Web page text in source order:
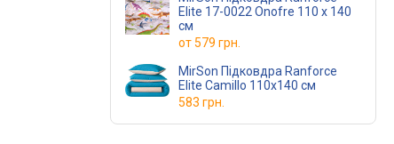
Elite 17-0022 Onofre 110 x 140
см
от579 грн.
MirSon Підковдра Ranforce
Elite Camillo 110х140 см
583 грн.